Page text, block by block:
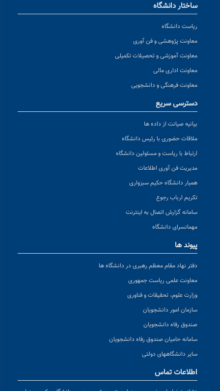
ساختار دانشگاه
ریاست دانشگاه
معاونت پژوهشی و فن آوری
معاونت آموزشی و تحصیلات تکمیلی
معاونت اداری مالی
معاونت فرهنگی و دانشجویی
دسترسی سریع
بیانیه صیانت از داده ها
ملاقات حضوری با رئیس دانشگاه
ارتباط با ریاست و مسئولین دانشگاه
مدیریت فن آوری اطلاعات
همیار دانشگاه حکیم سبزواری
تکریم ارباب رجوع
سامانه گزارش اتصال به اینترنت
مهمانسرای دانشگاه
پیوند ها
دفتر نهاد مقام معظم رهبری در دانشگاه ها
معاونت علمی ریاست جمهوری
وزارت علوم، تحقیقات و فناوری
سازمان امور دانشجویان
صندوق رفاه دانشجویان
سامانه حامیان صندوق رفاه دانشجویان
سایر دانشگاههای دولتی
اطلاعات تماس